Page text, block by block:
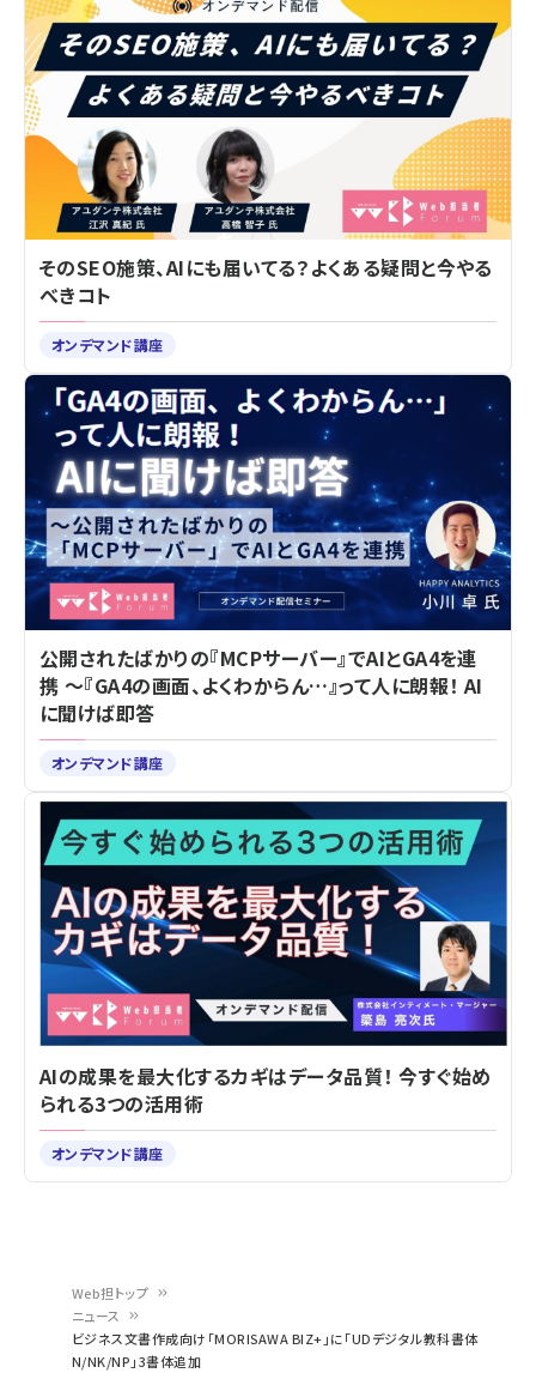
Web担トップ
ニュース
ビジネス文書作成向け「MORISAWA BIZ+」に「UDデジタル教科書体
N/NK/NP」3書体追加
そのSEO施策、AIにも届いてる？よくある疑問と今やる
べきコト
オンデマンド講座
公開されたばかりの『MCPサーバー』でAIとGA4を連
携 ～『GA4の画面、よくわからん…』って人に朗報！ AI
に聞けば即答
オンデマンド講座
AIの成果を最大化するカギはデータ品質！ 今すぐ始め
られる3つの活用術
オンデマンド講座